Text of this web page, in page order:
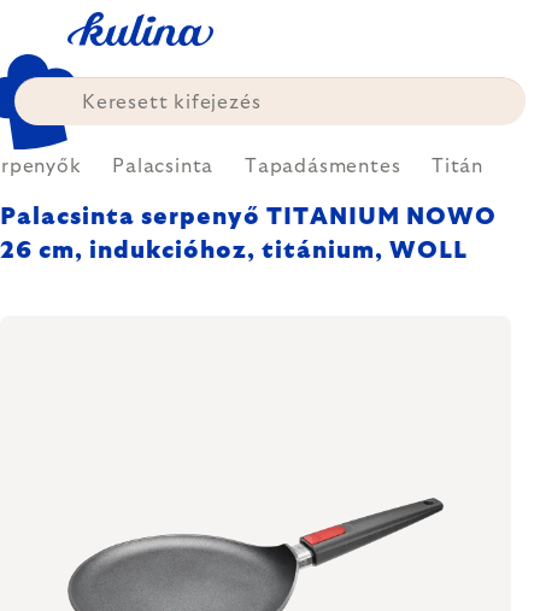
fő
tartalomhoz
Palacsinta Tapadásmentes Titán
Palacsinta serpenyő TITANIUM NOWO
26 cm, indukcióhoz, titánium, WOLL